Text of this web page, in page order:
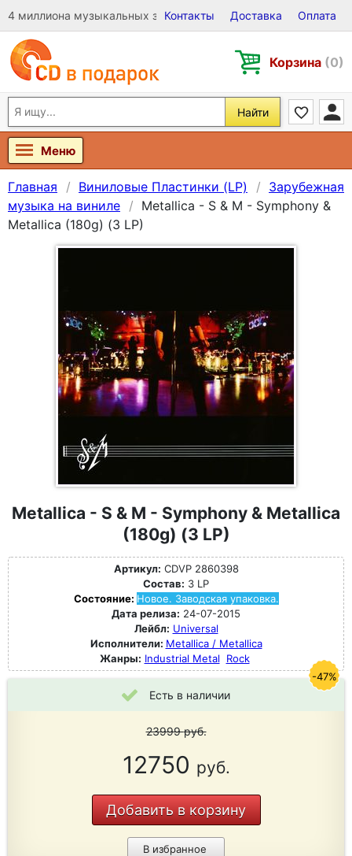
4 миллиона музыкальных записей на Виниле, CD и DVD
Контакты Доставка Оплата
Корзина (0)
Найти
Меню
Главная Виниловые Пластинки (LP)
Зарубежная
музыка на виниле
Metallica - S & M - Symphony &
Metallica (180g) (3 LP)
Metallica - S & M - Symphony & Metallica
(180g) (3 LP)
Артикул: CDVP 2860398
Состав: 3 LP
Состояние: Новое. Заводская упаковка.
Дата релиза: 24-07-2015
Лейбл: Universal
Исполнители: Metallica / Metallica
Жанры: Industrial Metal Rock
Есть в наличии
23999руб.
12750 руб.
Добавить в корзину
В избранное
-47%